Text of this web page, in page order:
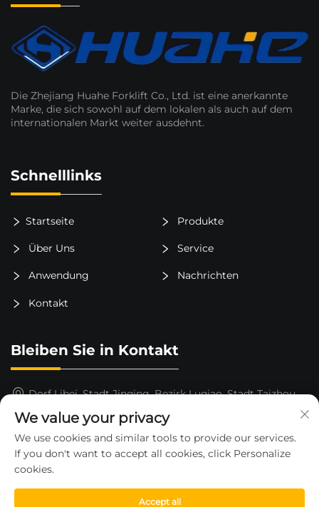
Die Zhejiang Huahe Forklift Co., Ltd. ist eine anerkannte
Marke, die sich sowohl auf dem lokalen als auch auf dem
internationalen Markt weiter ausdehnt.
Schnelllinks
Startseite Produkte
Über Uns Service
Anwendung Nachrichten
Kontakt
Bleiben Sie in Kontakt
Dorf Libei, Stadt Jinqing, Bezirk Luqiao, Stadt Taizhou,
15325652000
[email protected]
We value your privacy
We use cookies and similar tools to provide our services.
If you don't want to accept all cookies, click Personalize
cookies.
Accept all